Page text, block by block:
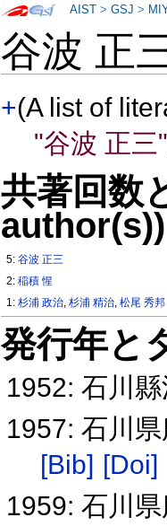
谷波 正
+(A list of
"谷波 正三"
共著回数
author(s))
5:谷波 正三
2:稲積 惺
1:杉浦 政治,杉浦 精治,松尾 秀邦
発行年と
1952: 石川
1957: 石川
[Bib] [Doi]
1959: 石川
AIST >GSJ >